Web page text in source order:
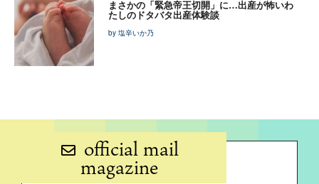
まさかの「緊急帝王切開」に…出産が怖いわ
たしのドタバタ出産体験談
by 塩辛いか乃
official mail
magazine